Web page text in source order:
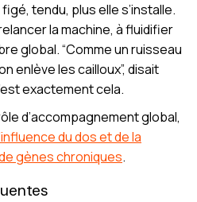
tendu, plus elle s’installe.
la machine, à fluidifier
global. “Comme un ruisseau
enlève les cailloux”, disait
exactement cela.
d’accompagnement global,
du dos et de la
gènes chroniques.